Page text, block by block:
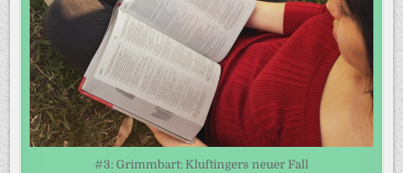
#3: Grimmbart: Kluftingers neuer Fall